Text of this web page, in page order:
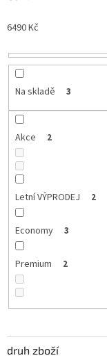
u
t
ů
6490Kč
Na skladě 3
Akce 2
Letní VÝPRODEJ 2
Economy 3
Premium 2
druh zboží